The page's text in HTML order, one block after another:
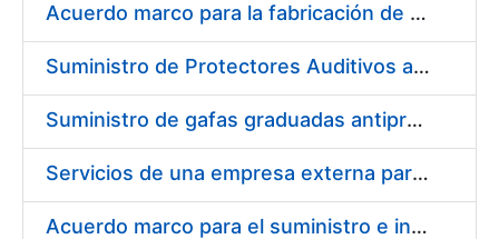
Acuerdo marco para la fabricación de piezas
Suministro de Protectores Auditivos a medida para las personas trabajadoras de los Centros de Trabajo de Madrid y Burgos
Suministro de gafas graduadas antiproyecciones para los trabajadores de la FNMT-RCM en los centros de trabajo de Madrid y Burgos
Servicios de una empresa externa para el asesoramiento y resolución de los recursos de alzada que se presentan relacionados con procesos de selección para la FNMT-RCM
Acuerdo marco para el suministro e instalación de persianas, estores y otros complementos